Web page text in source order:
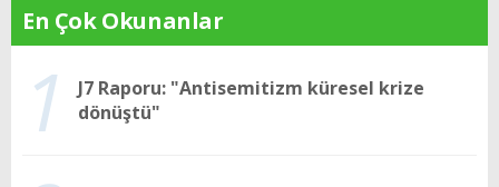
En Çok Okunanlar
1
J7 Raporu: "Antisemitizm küresel krize
dönüştü"